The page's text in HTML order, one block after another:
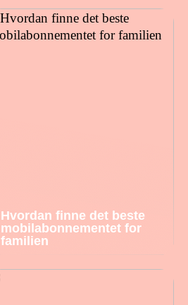
Hvordan finne det beste
mobilabonnementet for
familien